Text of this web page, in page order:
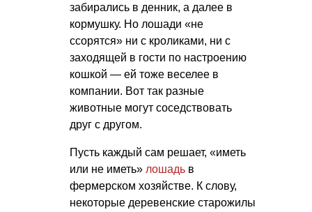
забирались в денник, а далее в
кормушку. Но лошади «не
ссорятся» ни с кроликами, ни с
заходящей в гости по настроению
кошкой — ей тоже веселее в
компании. Вот так разные
животные могут соседствовать
друг с другом.
Пусть каждый сам решает, «иметь
или не иметь» лошадь в
фермерском хозяйстве. К слову,
некоторые деревенские старожилы